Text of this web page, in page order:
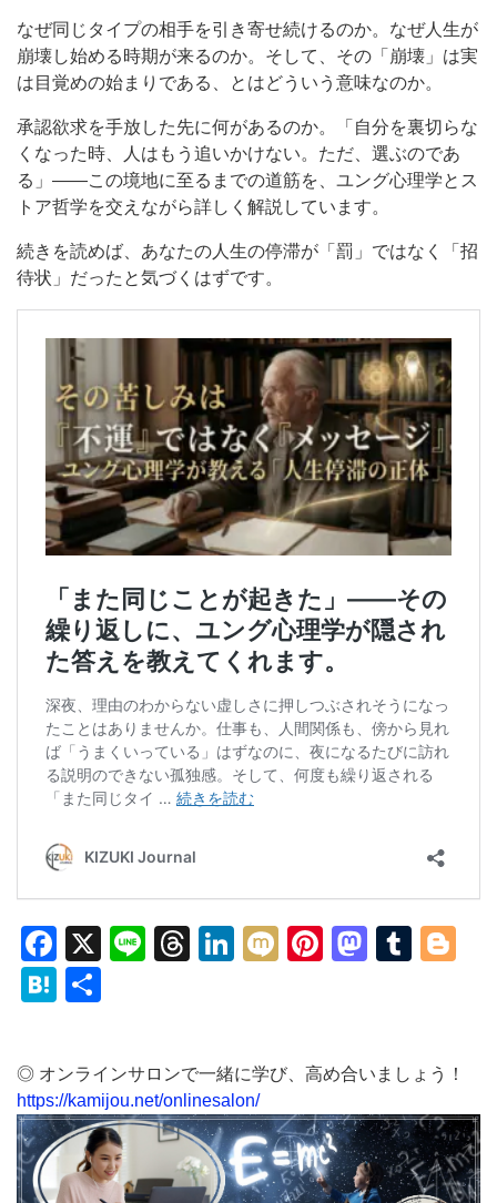
なぜ同じタイプの相手を引き寄せ続けるのか。なぜ人生が
崩壊し始める時期が来るのか。そして、その「崩壊」は実
は目覚めの始まりである、とはどういう意味なのか。
承認欲求を手放した先に何があるのか。「自分を裏切らな
くなった時、人はもう追いかけない。ただ、選ぶのであ
る」——この境地に至るまでの道筋を、ユング心理学とス
トア哲学を交えながら詳しく解説しています。
続きを読めば、あなたの人生の停滞が「罰」ではなく「招
待状」だったと気づくはずです。
Facebook
X LineThreads
LinkedIn
MixiPinterest
Hatena
◎ オンラインサロンで一緒に学び、高め合いましょう！
https://kamijou.net/onlinesalon/